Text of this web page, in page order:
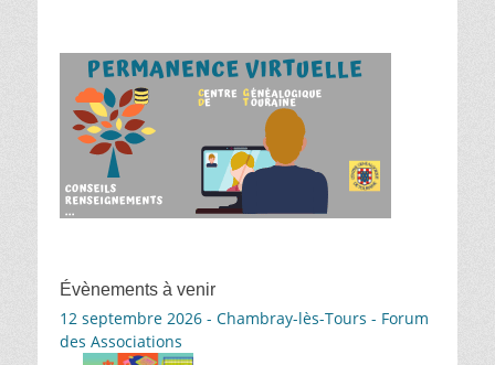
Évènements à venir
12 septembre 2026 - Chambray-lès-Tours - Forum
des Associations